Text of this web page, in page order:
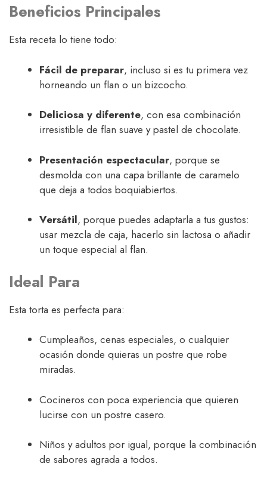
Beneficios Principales
Esta receta lo tiene todo:
Fácil de preparar, incluso si es tu primera vez
horneando un flan o un bizcocho.
Deliciosa y diferente, con esa combinación
irresistible de flan suave y pastel de chocolate.
Presentación espectacular, porque se
desmolda con una capa brillante de caramelo
que deja a todos boquiabiertos.
Versátil, porque puedes adaptarla a tus gustos:
usar mezcla de caja, hacerlo sin lactosa o añadir
un toque especial al flan.
Ideal Para
Esta torta es perfecta para:
Cumpleaños, cenas especiales, o cualquier
ocasión donde quieras un postre que robe
miradas.
Cocineros con poca experiencia que quieren
lucirse con un postre casero.
Niños y adultos por igual, porque la combinación
de sabores agrada a todos.